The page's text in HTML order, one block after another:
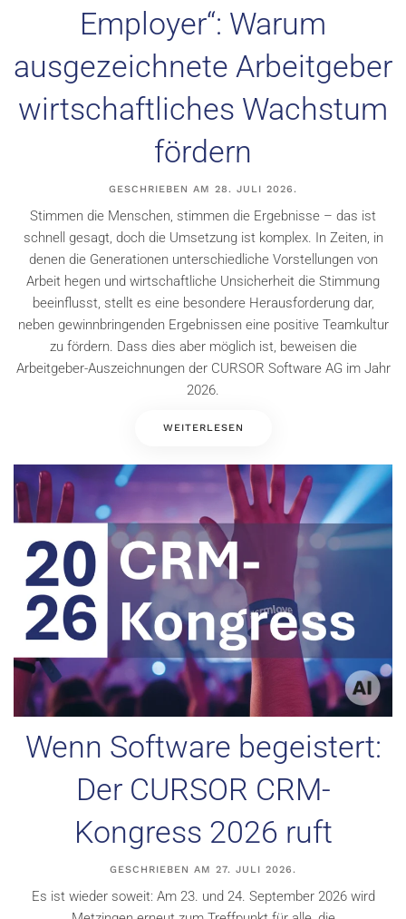
Employer“: Warum
ausgezeichnete Arbeitgeber
wirtschaftliches Wachstum
fördern
GESCHRIEBEN AM 28. JULI 2026.
Stimmen die Menschen, stimmen die Ergebnisse – das ist
schnell gesagt, doch die Umsetzung ist komplex. In Zeiten, in
denen die Generationen unterschiedliche Vorstellungen von
Arbeit hegen und wirtschaftliche Unsicherheit die Stimmung
beeinflusst, stellt es eine besondere Herausforderung dar,
neben gewinnbringenden Ergebnissen eine positive Teamkultur
zu fördern. Dass dies aber möglich ist, beweisen die
Arbeitgeber-Auszeichnungen der CURSOR Software AG im Jahr
2026.
WEITERLESEN
Wenn Software begeistert:
Der CURSOR CRM-
Kongress 2026 ruft
GESCHRIEBEN AM 27. JULI 2026.
Es ist wieder soweit: Am 23. und 24. September 2026 wird